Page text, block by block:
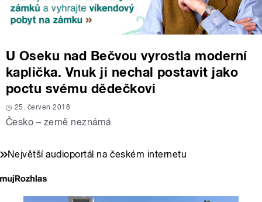
U Oseku nad Bečvou vyrostla moderní
kaplička. Vnuk ji nechal postavit jako
poctu svému dědečkovi
25. červen 2018
Česko – země neznámá
Největší audioportál na českém internetu